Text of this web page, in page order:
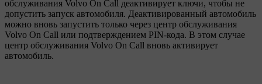
обслуживания Volvo On Call деактивирует ключи, чтобы не
допустить запуск автомобиля. Деактивированный автомобиль
можно вновь запустить только через центр обслуживания
Volvo On Call или подтверждением PIN-кода. В этом случае
центр обслуживания Volvo On Call вновь активирует
автомобиль.